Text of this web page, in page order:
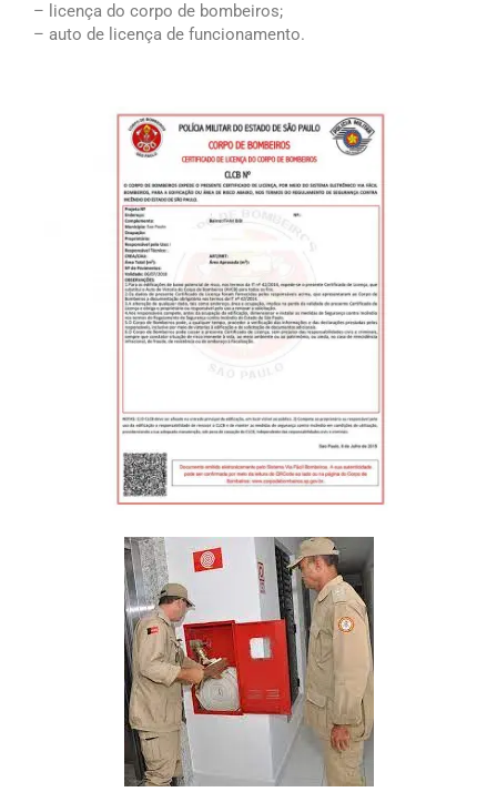
– licença do corpo de bombeiros;
– auto de licença de funcionamento.